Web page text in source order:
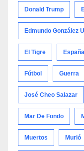
Donald Trump
Edmundo González
El Tigre España
Fútbol Guerra
José Cheo Salazar
Mar De Fondo
Muertos Murió